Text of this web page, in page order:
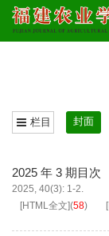
栏目 封面
2025 年 3 期目次
2025, 40(3): 1-2.
[HTML全文](58)